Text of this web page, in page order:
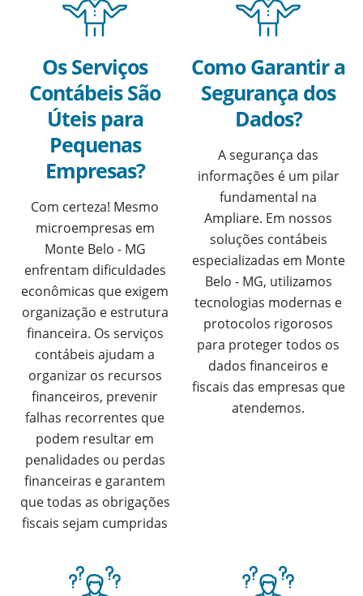
Os Serviços
Contábeis São
Úteis para
Pequenas
Empresas?
Com certeza! Mesmo
microempresas em
Monte Belo - MG
enfrentam dificuldades
econômicas que exigem
organização e estrutura
financeira. Os serviços
contábeis ajudam a
organizar os recursos
financeiros, prevenir
falhas recorrentes que
podem resultar em
penalidades ou perdas
financeiras e garantem
que todas as obrigações
fiscais sejam cumpridas
Como Garantir a
Segurança dos
Dados?
A segurança das
informações é um pilar
fundamental na
Ampliare. Em nossos
soluções contábeis
especializadas em Monte
Belo - MG, utilizamos
tecnologias modernas e
protocolos rigorosos
para proteger todos os
dados financeiros e
fiscais das empresas que
atendemos.